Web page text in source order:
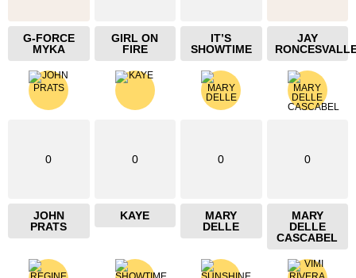
G-FORCE
MYKA
GIRL ON
FIRE
IT’S
SHOWTIME
JAY
0
JOHN
PRATS
0
KAYE
0
MARY
DELLE
0
MARY
DELLE
CASCABEL